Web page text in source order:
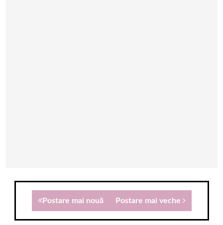
Postare mai nouă Postare mai veche